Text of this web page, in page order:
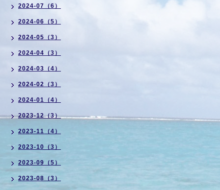
2024-07（6）
2024-06（5）
2024-05（3）
2024-04（3）
2024-03（4）
2024-02（3）
2024-01（4）
2023-12（3）
2023-11（4）
2023-10（3）
2023-09（5）
2023-08（3）